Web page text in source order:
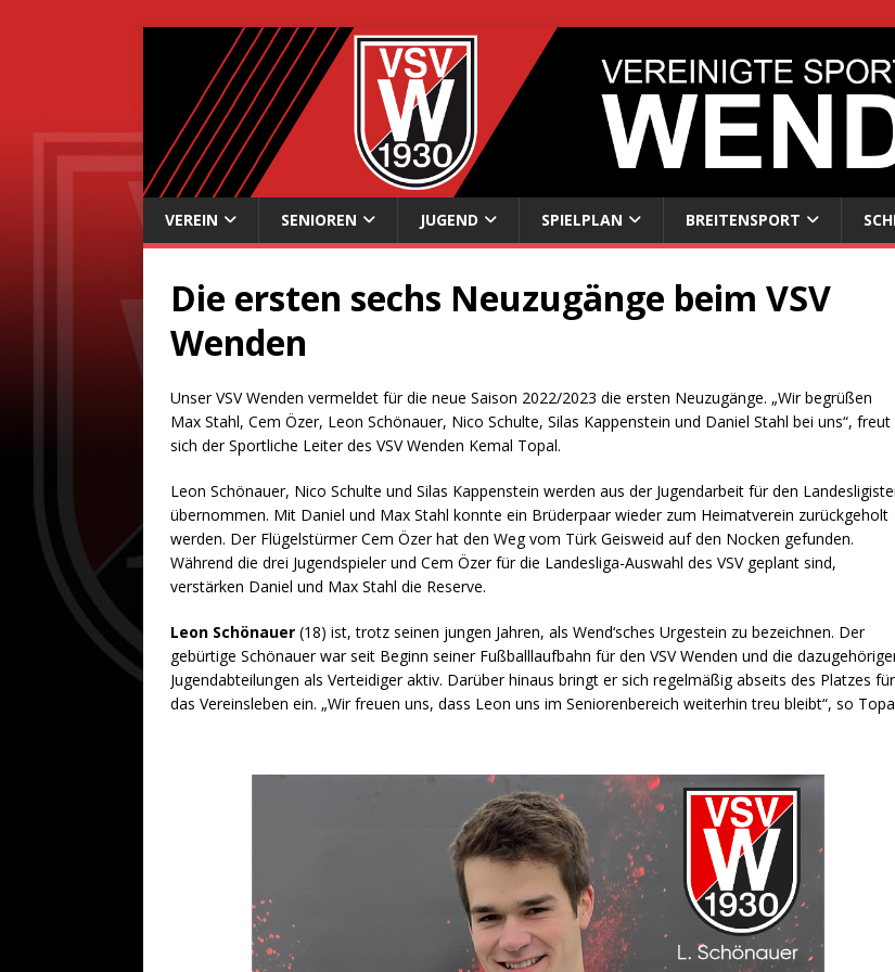
VEREIN SENIOREN JUGEND SPIELPLAN BREITENSPORT
Die ersten sechs Neuzugänge beim VSV
Wenden
Unser VSV Wenden vermeldet für die neue Saison 2022/2023 die ersten Neuzugänge. „Wir begrüßen
Max Stahl, Cem Özer, Leon Schönauer, Nico Schulte, Silas Kappenstein und Daniel Stahl bei uns“, freut
sich der Sportliche Leiter des VSV Wenden Kemal Topal.
Leon Schönauer, Nico Schulte und Silas Kappenstein werden aus der Jugendarbeit für den
übernommen. Mit Daniel und Max Stahl konnte ein Brüderpaar wieder zum Heimatverein zurückgeholt
werden. Der Flügelstürmer Cem Özer hat den Weg vom Türk Geisweid auf den Nocken gefunden.
Während die drei Jugendspieler und Cem Özer für die Landesliga-Auswahl des VSV geplant sind,
verstärken Daniel und Max Stahl die Reserve.
Leon Schönauer (18) ist, trotz seinen jungen Jahren, als Wend‘sches Urgestein zu bezeichnen. Der
gebürtige Schönauer war seit Beginn seiner Fußballlaufbahn für den VSV Wenden und die
Jugendabteilungen als Verteidiger aktiv. Darüber hinaus bringt er sich regelmäßig abseits des Platzes für
das Vereinsleben ein. „Wir freuen uns, dass Leon uns im Seniorenbereich weiterhin treu bleibt“, so